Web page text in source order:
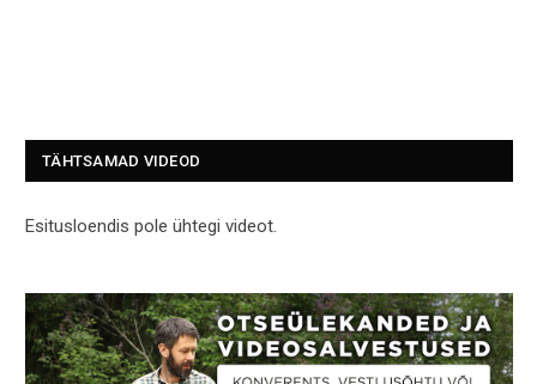
TÄHTSAMAD VIDEOD
Esitusloendis pole ühtegi videot.